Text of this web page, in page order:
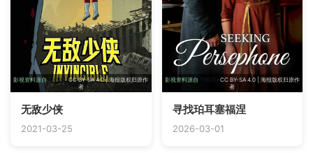
影视资料源自TMDB· CC BY-SA 4.0 | 海报版权归原作
者
无敌少侠
2021-03-25
影视资料源自 TMDB· CC BY-SA 4.0 | 海报版权归原作
者
寻找珀耳塞福涅
2026-03-01